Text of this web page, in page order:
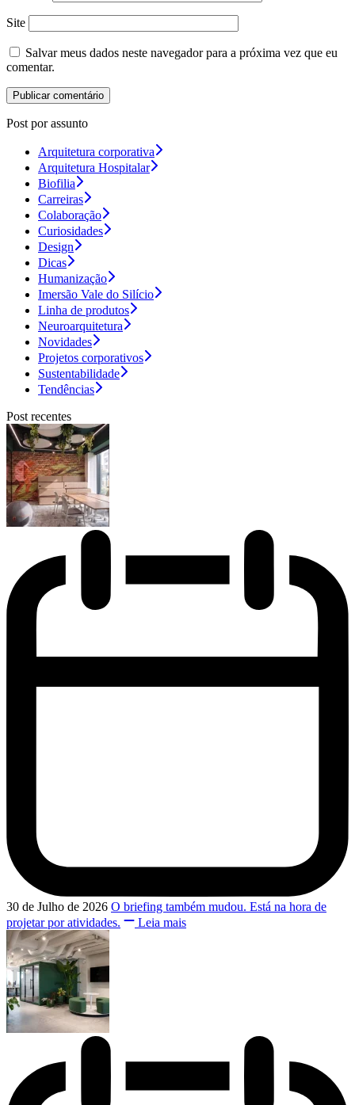
Site
Salvar meus dados neste navegador para a próxima vez que eu
comentar.
Post por assunto
Arquitetura corporativa
Arquitetura Hospitalar
Biofilia
Carreiras
Colaboração
Curiosidades
Design
Dicas
Humanização
Imersão Vale do Silício
Linha de produtos
Neuroarquitetura
Novidades
Projetos corporativos
Sustentabilidade
Tendências
Post recentes
30 de Julho de 2026 O briefing também mudou. Está na hora de
projetar por atividades.
Leia mais